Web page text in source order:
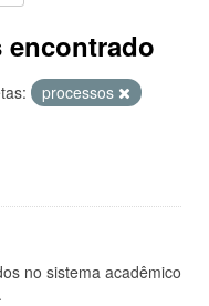
processos
no sistema acadêmico